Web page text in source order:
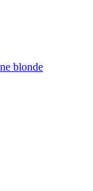
blonde